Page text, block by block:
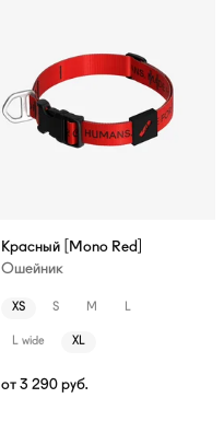
Красный [Mono Red]
Ошейник
XS S M L
L wide XL
от 3 290 руб.